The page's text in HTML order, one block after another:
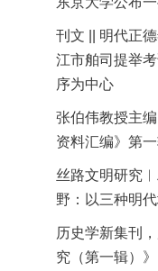
刊文 || 明代正
江市舶司提举
序为中心
张伯伟教授主
资料汇编》第
丝路文明研究
野：以三种明
历史学新集刊
究（第一辑）